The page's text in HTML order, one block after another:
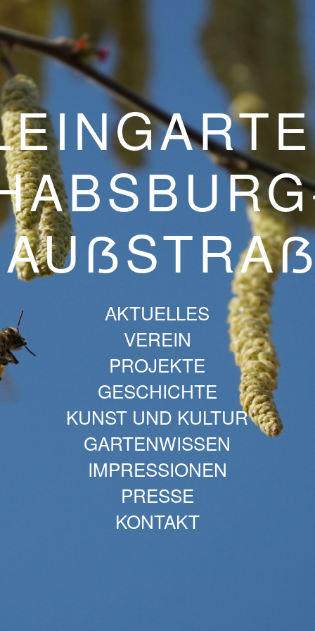
AKTUELLES
VEREIN
PROJEKTE
GESCHICHTE
KUNST UND KULTUR
GARTENWISSEN
IMPRESSIONEN
PRESSE
KONTAKT